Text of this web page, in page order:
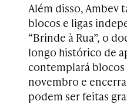
Além disso, Ambev
blocos e ligas
“Brinde à Rua”, o
longo histórico de
contemplará
novembro e
podem ser feitas